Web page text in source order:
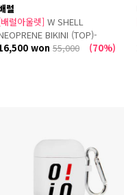
럴
럴아울렛] W SHELL
BIKINI (TOP)-
PISTACHIO
won 55,000 (70%)